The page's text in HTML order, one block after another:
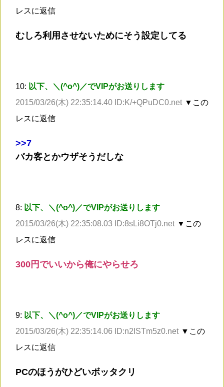
レスに返信
むしろ利用させないためにそう設定してる
10: 以下、＼(^o^)／でVIPがお送りします
2015/03/26(木) 22:35:14.40 ID:K/+QPuDC0.net ▼この
レスに返信
>>7
バカ客とかウザそうだしな
8: 以下、＼(^o^)／でVIPがお送りします
2015/03/26(木) 22:35:08.03 ID:8sLi8OTj0.net ▼この
レスに返信
300円でいいから俺にやらせろ
9: 以下、＼(^o^)／でVIPがお送りします
2015/03/26(木) 22:35:14.06 ID:n2ISTm5z0.net ▼この
レスに返信
PCのほうがひどいボッタクリ